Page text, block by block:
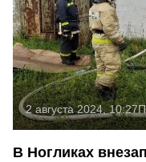
2 августа 2024, 10:27
В Ногликах